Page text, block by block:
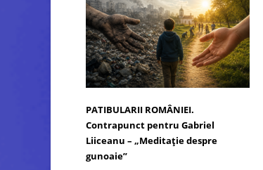
PATIBULARII ROMÂNIEI.
Contrapunct pentru Gabriel
Liiceanu – „Meditație despre
gunoaie”